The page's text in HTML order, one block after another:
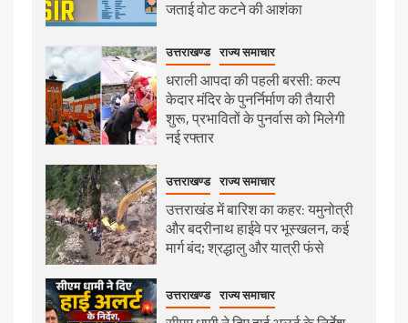
जताई वोट कटने की आशंका
उत्तराखण्ड राज्य समाचार
धराली आपदा की पहली बरसी: कल्प
केदार मंदिर के पुनर्निर्माण की तैयारी
शुरू, प्रभावितों के पुनर्वास को मिलेगी
नई रफ्तार
उत्तराखण्ड राज्य समाचार
उत्तराखंड में बारिश का कहर: यमुनोत्री
और बदरीनाथ हाईवे पर भूस्खलन, कई
मार्ग बंद; श्रद्धालु और यात्री फंसे
उत्तराखण्ड राज्य समाचार